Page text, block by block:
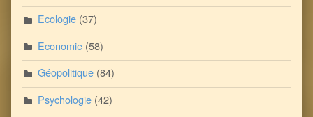
Ecologie (37)
Economie (58)
Géopolitique (84)
Psychologie (42)